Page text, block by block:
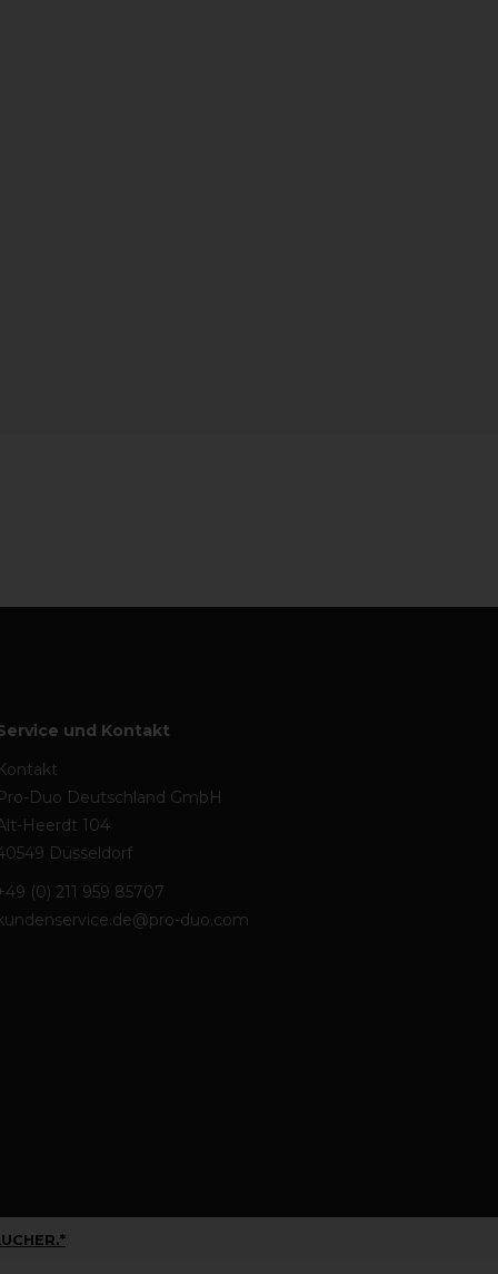
und Kontakt
Duo Deutschland GmbH
Heerdt 104
Düsseldorf
(0) 211 959 85707
duo.com